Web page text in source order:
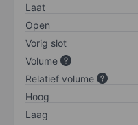
Laat
Open
Vorig slot
Volume
Relatief volume
Hoog
Laag